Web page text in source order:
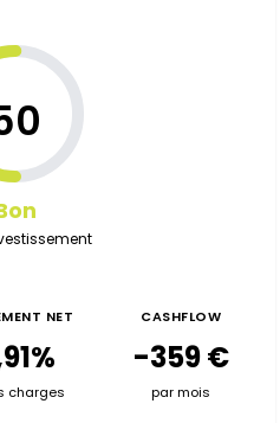
NET
charges
CASHFLOW
-359 €
par mois